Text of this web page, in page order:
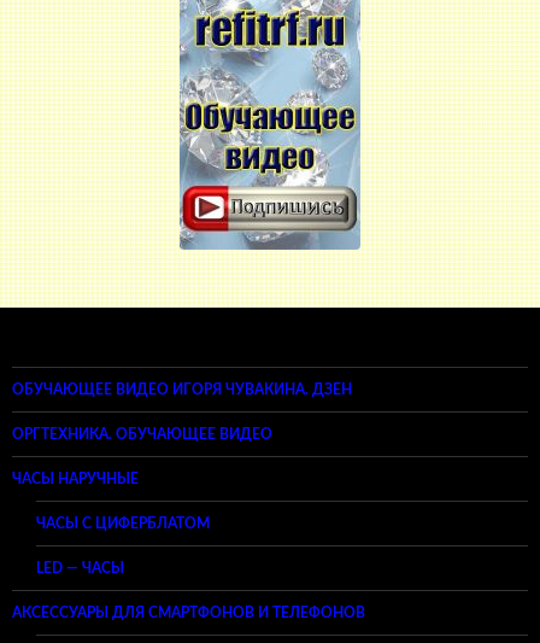
ОБУЧАЮЩЕЕ ВИДЕО ИГОРЯ ЧУВАКИНА. ДЗЕН
ОРГТЕХНИКА. ОБУЧАЮЩЕЕ ВИДЕО
ЧАСЫ НАРУЧНЫЕ
ЧАСЫ С ЦИФЕРБЛАТОМ
LED — ЧАСЫ
АКСЕССУАРЫ ДЛЯ СМАРТФОНОВ И ТЕЛЕФОНОВ